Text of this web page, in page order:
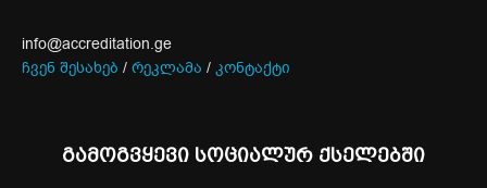
info@accreditation.ge
ჩვენ შესახებ / რეკლამა / კონტაქტი
გამოგვყევი სოციალურ ქსელებში